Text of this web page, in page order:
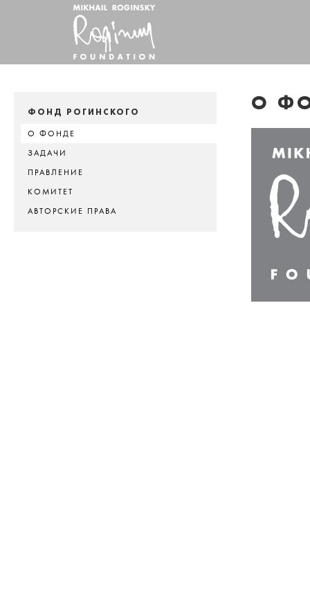
ФОНД РОГИНСКОГО
О ФОНДЕ
ЗАДАЧИ
ПРАВЛЕНИЕ
КОМИТЕТ
АВТОРСКИЕ ПРАВА
О